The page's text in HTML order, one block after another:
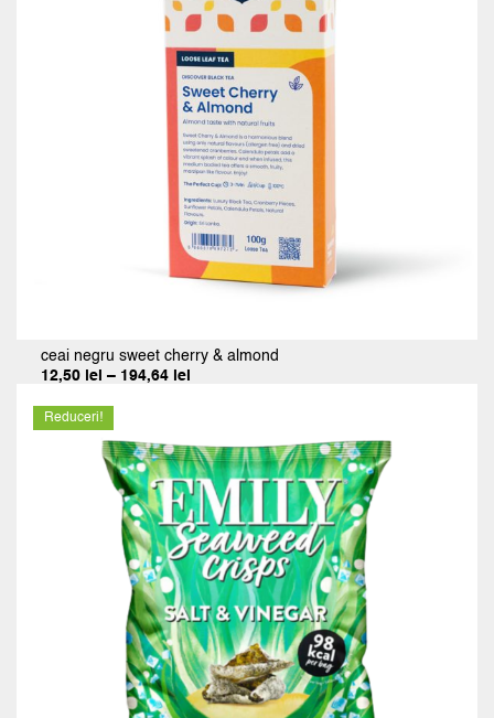
ceai negru sweet cherry & almond
12,50 lei – 194,64 leiInterval
la
194,64 lei
Reduceri!